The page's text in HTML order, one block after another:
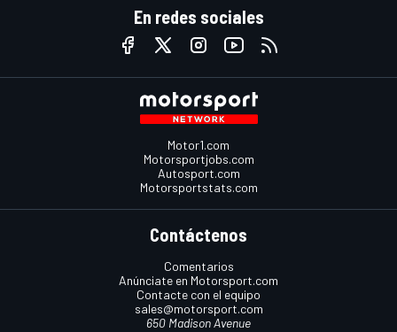
En redes sociales
Motor1.com
Motorsportjobs.com
Autosport.com
Motorsportstats.com
Contáctenos
Comentarios
Anúnciate en Motorsport.com
Contacte con el equipo
sales@motorsport.com
650 Madison Avenue